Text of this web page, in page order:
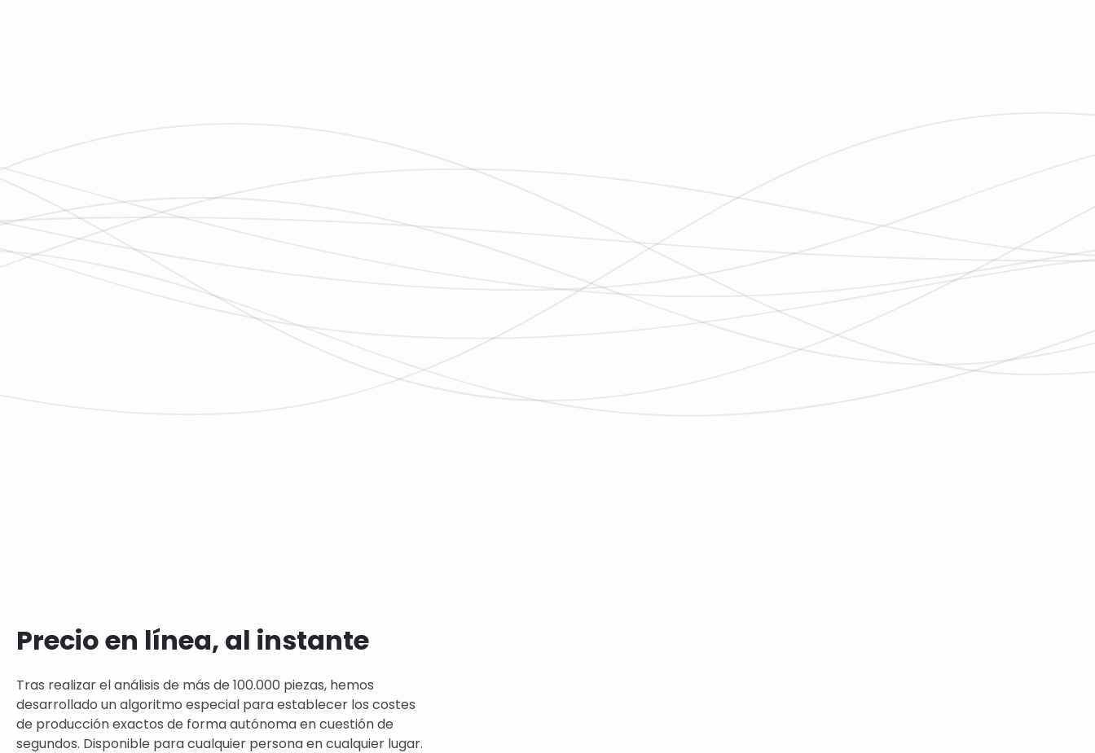
Precio en línea, al instante
Tras realizar el análisis de más de 100.000 piezas, hemos
desarrollado un algoritmo especial para establecer los costes
de producción exactos de forma autónoma en cuestión de
segundos. Disponible para cualquier persona en cualquier lugar.